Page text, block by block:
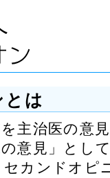
は
主治医の意
意見」とし
カンドオピ